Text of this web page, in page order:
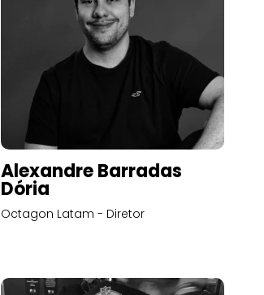
Alexandre Barradas
Dória
Octagon Latam - Diretor